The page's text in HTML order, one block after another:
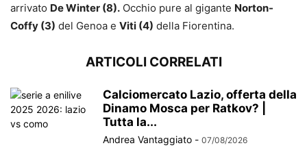
arrivato De Winter (8). Occhio pure al gigante Norton-
Coffy (3) del Genoa e Viti (4) della Fiorentina.
ARTICOLI CORRELATI
Calciomercato Lazio, offerta della
Dinamo Mosca per Ratkov? |
Tutta la...
Andrea Vantaggiato - 07/08/2026